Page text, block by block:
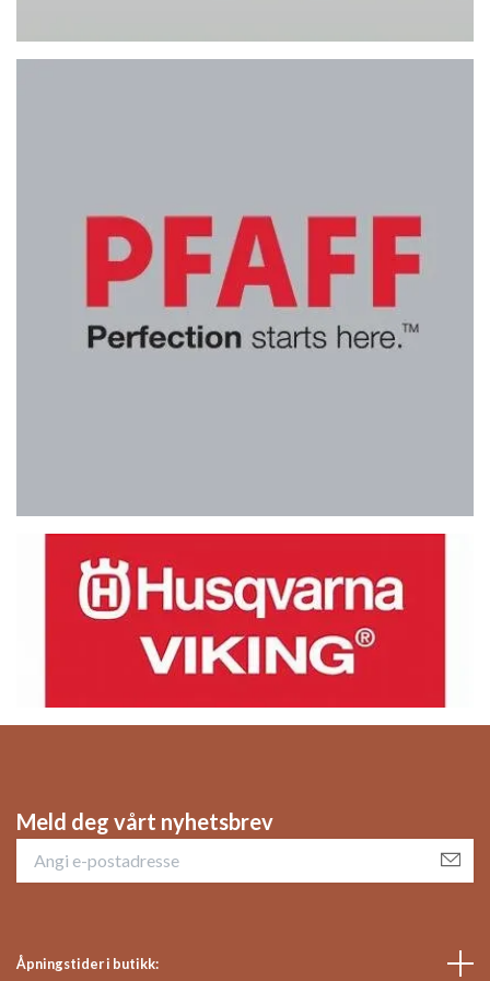
Meld deg vårt nyhetsbrev
Åpningstider i butikk: